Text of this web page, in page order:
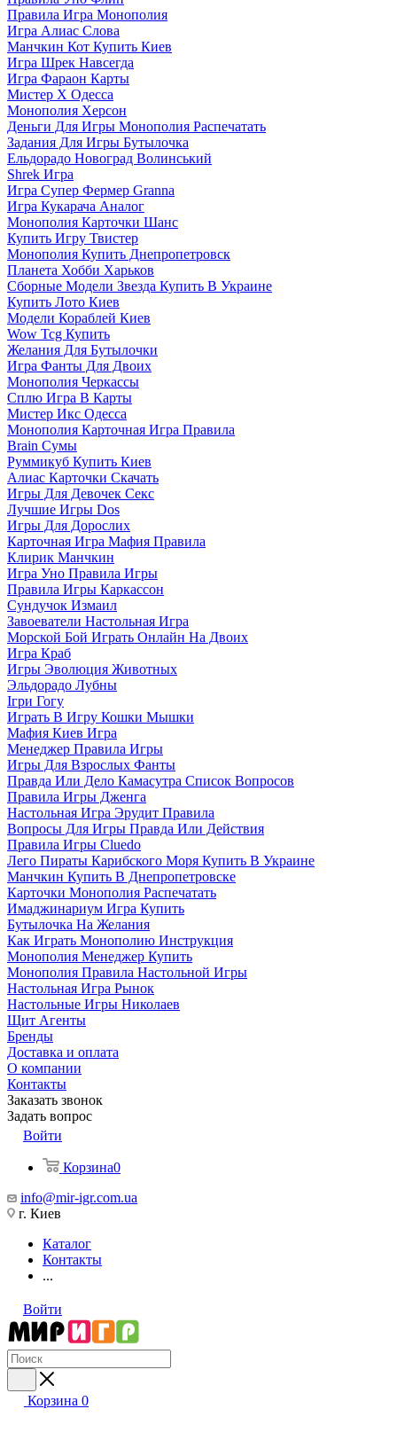
Правила Игра Монополия
Игра Алиас Слова
Манчкин Кот Купить Киев
Игра Шрек Навсегда
Игра Фараон Карты
Мистер Х Одесса
Монополия Херсон
Деньги Для Игры Монополия Распечатать
Задания Для Игры Бутылочка
Ельдорадо Новоград Волинський
Shrek Игра
Игра Супер Фермер Granna
Игра Кукарача Аналог
Монополия Карточки Шанс
Купить Игру Твистер
Монополия Купить Днепропетровск
Планета Хобби Харьков
Сборные Модели Звезда Купить В Украине
Купить Лото Киев
Модели Кораблей Киев
Wow Tcg Купить
Желания Для Бутылочки
Игра Фанты Для Двоих
Монополия Черкассы
Сплю Игра В Карты
Мистер Икс Одесса
Монополия Карточная Игра Правила
Brain Сумы
Руммикуб Купить Киев
Алиас Карточки Скачать
Игры Для Девочек Секс
Лучшие Игры Dos
Игры Для Дорослих
Карточная Игра Мафия Правила
Клирик Манчкин
Игра Уно Правила Игры
Правила Игры Каркассон
Сундучок Измаил
Завоеватели Настольная Игра
Морской Бой Играть Онлайн На Двоих
Игра Краб
Игры Эволюция Животных
Эльдорадо Лубны
Ігри Гогу
Играть В Игру Кошки Мышки
Мафия Киев Игра
Менеджер Правила Игры
Игры Для Взрослых Фанты
Правда Или Дело Камасутра Список Вопросов
Правила Игры Дженга
Настольная Игра Эрудит Правила
Вопросы Для Игры Правда Или Действия
Правила Игры Cluedo
Лего Пираты Карибского Моря Купить В Украине
Манчкин Купить В Днепропетровске
Карточки Монополия Распечатать
Имаджинариум Игра Купить
Бутылочка На Желания
Как Играть Монополию Инструкция
Монополия Менеджер Купить
Монополия Правила Настольной Игры
Настольная Игра Рынок
Настольные Игры Николаев
Щит Агенты
Бренды
Доставка и оплата
О компании
Контакты
Заказать звонок
Задать вопрос
Войти
Корзина0
info@mir-igr.com.ua
г. Киев
Каталог
Контакты
...
Войти
Корзина 0